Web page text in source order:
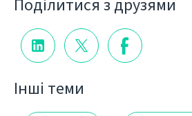
Поділитися з друзями
Інші теми